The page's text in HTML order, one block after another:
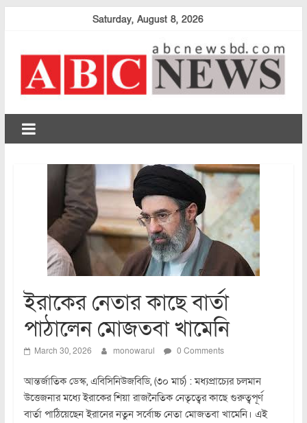
Saturday, August 8, 2026
abcnewsbd
ইরাকের নেতার কাছে বার্তা
পাঠালেন মোজতবা খামেনি
March 30, 2026 monowarul 0 Comments
আন্তর্জাতিক ডেস্ক, এবিসিনিউজবিডি, (৩০ মার্চ) : মধ্যপ্রাচ্যের চলমান
উত্তেজনার মধ্যে ইরাকের শিয়া রাজনৈতিক নেতৃত্বের কাছে গুরুত্বপূর্ণ
বার্তা পাঠিয়েছেন ইরানের নতুন সর্বোচ্চ নেতা মোজতবা খামেনি। এই